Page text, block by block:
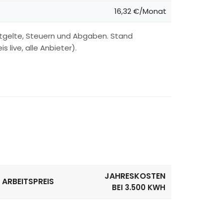
16,32 €/Monat
Steuern und Abgaben. Stand
live, alle Anbieter).
ARBEITSPREIS JAHRESKOSTEN
BEI 3.500 KWH